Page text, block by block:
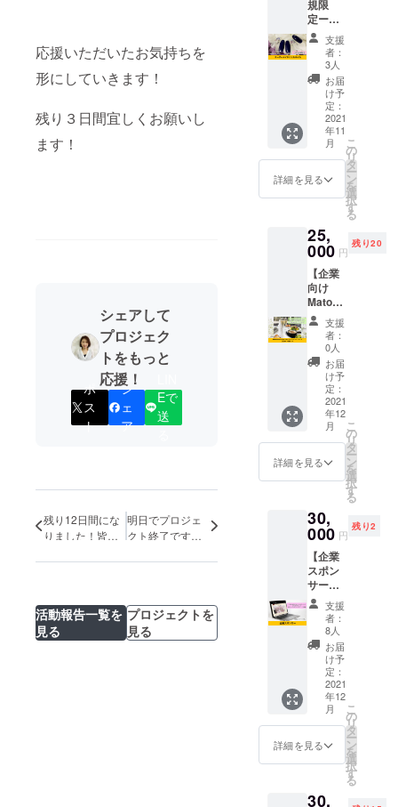
応援いただいたお気持ちを
形にしていきます！
残り３日間宜しくお願いし
ます！
シェアして
プロジェク
トをもっと
応援！
ポ
ス
ト
シ
ェ
ア
Eで
送
残り12日間にな
りました！皆さ
着々と準備が進
明日でプロジェ
クト終了です！
いいたします！
活動報告一覧を
見る
プロジェクトを
見る
ＤＴＡ
－２Ｎ
ａ、ヒ
アルロ
ン酸ヒ
ドロキ
シプロ
ピルト
リモニ
ウム、
アロエ
エキ
ス、ユ
ス、
ショウ
ガ根エ
キス、
ワイル
ドタイ
ムエキ
ス、
ローズ
マリー
葉エキ
ス、
ユーカ
リ葉エ
キス、
スシー
ドエキ
ヨラナ
葉エキ
ス <
Made in
Japan >
ト、お
礼の手
紙と一
緒にお
届けし
ます。
※送料
（800
円）込
みのお
値段で
※2022
年1月中
りま
す。 ー
成分ー
エタ
ノー
ル、
水、Ｂ
Ｇ、
フェノ
キシエ
タノー
ル、カ
ルボ
マー、
ＴＥ
ＤＴＡ
－２Ｎ
ン酸ヒ
ドロキ
シプロ
ピルト
リモニ
ウム、
アロエ
ベラ葉
エキ
ス、ユ
ズ果実
エキ
ス、
ショウ
ガ根エ
ワイル
ドタイ
ス、
限は
2021年
11月か
ら1年間
です。
※サロン
までの
交通費
は別途
ご負担
いただ
きま
す。 ※
予約時
に支援
したこ
とをお
伝えく
ださ
い。 ※
施術前
に支援
完了
メール
をご提
示いた
だきま
す。
の保存
をお願
す。 ー
ネイル&
アイ
ラッ
シュ
Erfolg
（エア
フォル
ク）銀
座ー 東
京都中
央区銀
座7-13-
2 銀座
パイン
で自爪
育成し
ながら
ネイル
が楽し
めま
す。 施
術の際
に20種
類のデ
ザイン
パター
ンから
でいた
だきま
す。
（カ
ラー変
更可）
※有効期
限は
2021年
11月か
ら1年間
です。
※サロン
までの
交通費
は別途
ご負担
完全予
約制で
す、ご
予約時
に支援
したこ
とをお
伝えく
ださ
い。 ※
施術前
に支援
完了
メール
をご提
だきま
す。
をお願
規限
定ーー
【オー
ダーメ
イド
ジェル
ネイ
ル】 ネ
イリス
トに相
談して
お好み
のデザ
インで
ジェル
ができ
ます。
ネイル
につい
てわか
らない
方で
も、お
爪も形
や厚さ
なども
考慮し
てご提
案させ
ていた
だきま
す。 ※
内のデ
ザイン
に限ら
せてい
ただき
ます。
※12月
10日～
12月末
は利用
不可と
させて
いただ
きま
す。 ※
パーツ
は持込
にご用
支援
者：
3人
お届
け予
定：
2021
年11
月
詳細を見る
こ
の
リ
タ
ー
ン
を
選
択
す
る
25,
000 円
残り20
【企業
向け
MatoU
モイス
チャラ
イジン
グハン
ドジェ
200ml
10個
セッ
ト】 レ
ストラ
ンや
バーな
テーブ
ルやカ
ウン
ター、
お手洗
いなど
に。 世
界観を
壊さな
い、シ
ンプル
でスタ
イリッ
シュな
ボトル
になっ
ていま
ビ・ト
支援
者：
0人
お届
け予
定：
2021
年12
月
詳細を見る
こ
の
リ
タ
ー
ン
を
選
択
す
る
30,
000 円
残り2
【企業
スポン
サー】
これか
ら開校
するネ
イルス
クール
の企業
スポン
サーに
なれる
権利で
す。 こ
れから
開校す
ルス
支援
者：
8人
お届
け予
定：
2021
年12
月
詳細を見る
こ
の
リ
タ
ー
ン
を
選
択
す
る
30,